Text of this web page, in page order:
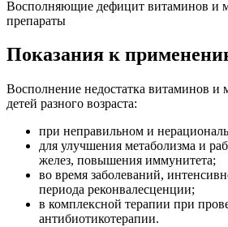
Восполняющие дефицит витаминов и
препараты
Показания к
Восполнение недостатка витаминов и
детей разного возраста:
при неправильном и
для улучшения метаболизма и
желез, повышения иммунитета;
во время заболеваний,
периода реконвалесценции;
в комплексной терапии при
антибиотикотерапии.